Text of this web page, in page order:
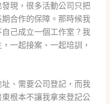
現，很多活動公司只把
合作的保障。那時候我
己成立一個工作室？我
一起接案、一起培訓，
、需要公司登記，而我
根本不讓我拿來登記公